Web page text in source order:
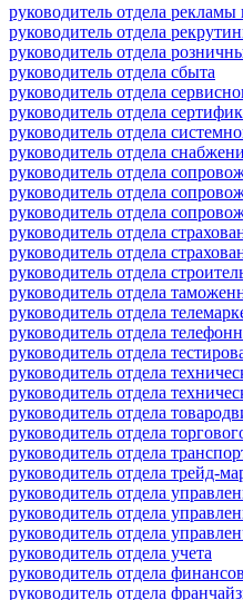
руководитель отдела рекламы
руководитель отдела
руководитель отдела
руководитель отдела сбыта
руководитель отдела
руководитель отдела
руководитель отдела
руководитель отдела
руководитель отдела
руководитель отдела
руководитель отдела
руководитель отдела
руководитель отдела
руководитель отдела
руководитель отдела
руководитель отдела
руководитель отдела
руководитель отдела
руководитель отдела
руководитель отдела
руководитель отдела
руководитель отдела
руководитель отдела
руководитель отдела трейд-
руководитель отдела
руководитель отдела
руководитель отдела
руководитель отдела учета
руководитель отдела
руководитель отдела